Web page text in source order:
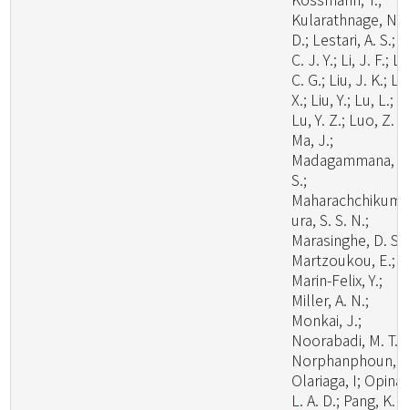
Kularathnage, N.
D.; Lestari, A. S.;
C. J. Y.; Li, J. F.;
C. G.; Liu, J. K.;
X.; Liu, Y.; Lu, L.;
Lu, Y. Z.; Luo, Z.
Ma, J.;
Madagammana,
S.;
ura, S. S. N.;
Marasinghe, D. S.;
Martzoukou, E.;
Marin-Felix, Y.;
Miller, A. N.;
Monkai, J.;
Noorabadi, M. T.;
Norphanphoun,
Olariaga, I; Opina,
L. A. D.; Pang, K.